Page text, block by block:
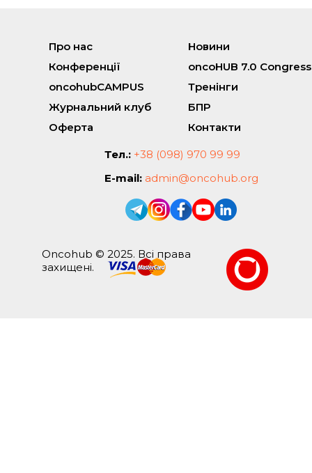
Про нас
Новини
Конференції
oncoHUB 7.0 Congress
oncohubCAMPUS
Тренінги
Журнальний клуб
БПР
Оферта
Контакти
Тел.: +38 (098) 970 99 99
E-mail: admin@oncohub.org
Oncohub © 2025. Всі права
захищені.